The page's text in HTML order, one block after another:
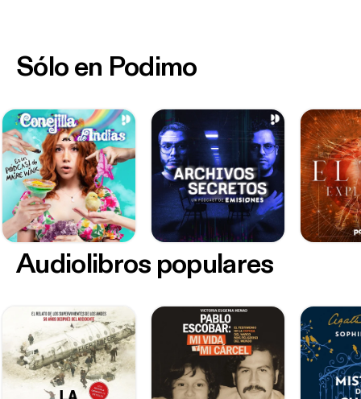
Sólo en Podimo
Audiolibros populares